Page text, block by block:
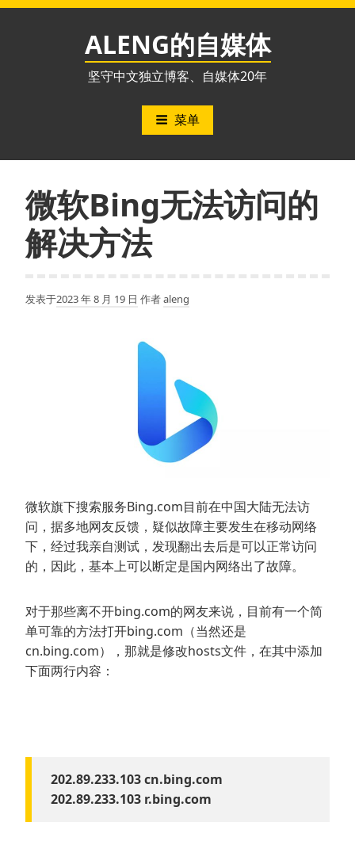
跳
ALENG的自媒体
坚守中文独立博客、自媒体20年
菜单
微软Bing无法访问的
解决方法
发表于2023 年 8 月 19 日 作者aleng
微软旗下搜索服务Bing.com目前在中国大陆无法访
问，据多地网友反馈，疑似故障主要发生在移动网络
下，经过我亲自测试，发现翻出去后是可以正常访问
的，因此，基本上可以断定是国内网络出了故障。
对于那些离不开bing.com的网友来说，目前有一个简
单可靠的方法打开bing.com（当然还是
cn.bing.com），那就是修改hosts文件，在其中添加
下面两行内容：
202.89.233.103 cn.bing.com
202.89.233.103 r.bing.com